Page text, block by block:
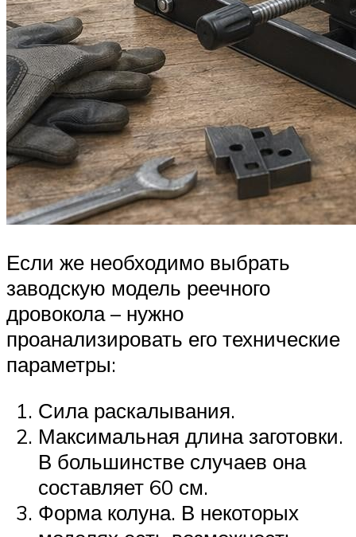
Если же необходимо выбрать
заводскую модель реечного
дровокола – нужно
проанализировать его технические
параметры:
Сила раскалывания.
Максимальная длина заготовки.
В большинстве случаев она
составляет 60 см.
Форма колуна. В некоторых